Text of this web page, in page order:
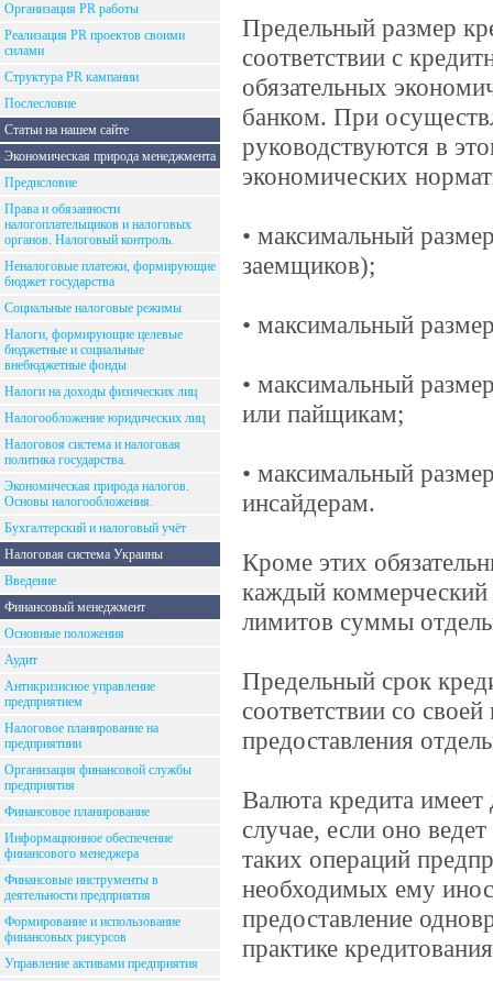
Организация PR работы
Реализация PR проектов своими
силами
Структура PR кампании
Послесловие
Статьи на нашем сайте
Экономическая природа менеджмента
Предисловие
Права и обязанности
налогоплательщиков и налоговых
органов. Налоговый контроль.
Неналоговые платежи, формирующие
бюджет государства
Социальные налоговые режимы
Налоги, формирующие целевые
бюджетные и социальные
внебюджетные фонды
Налоги на доходы физических лиц
Налогообложение юридических лиц
Налоговоя система и налоговая
политика государства.
Экономическая природа налогов.
Основы налогообложения.
Бухгалтерский и налоговый учёт
Налоговая система Украины
Введение
Финансовый менеджмент
Основные положения
Аудит
Антикризисное управление
предприятием
Налоговое планирование на
предприятиии
Организация финансовой службы
предприятия
Финансовое планирование
Информационное обеспечение
финансового менеджера
Финансовые инструменты в
деятельности предприятия
Формирование и использование
финансовых рисурсов
Управление активами предприятия
Предельный размер
соответствии с
обязательных
банком. При
руководствуются в
экономических
• максимальный
заемщиков);
• максимальный
• максимальный
или пайщикам;
• максимальный
инсайдерам.
Кроме этих
каждый коммерческий
лимитов суммы
Предельный срок
соответствии со
предоставления
Валюта кредита
случае, если оно
таких операций
необходимых ему
предоставление
практике